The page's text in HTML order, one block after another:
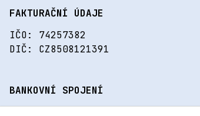
FAKTURAČNÍ ÚDAJE
IČO: 74257382
DIČ: CZ8508121391
BANKOVNÍ SPOJENÍ